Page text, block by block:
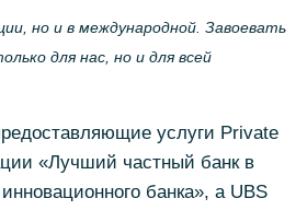
но и в международной. Завоевать
для нас, но и для всей
услуги Private
«Лучший частный банк в
банка», а UBS